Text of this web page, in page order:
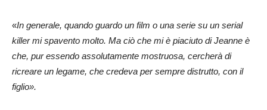
«In generale, quando guardo un film o una serie su un serial
killer mi spavento molto. Ma ciò che mi è piaciuto di Jeanne è
che, pur essendo assolutamente mostruosa, cercherà di
ricreare un legame, che credeva per sempre distrutto, con il
figlio».